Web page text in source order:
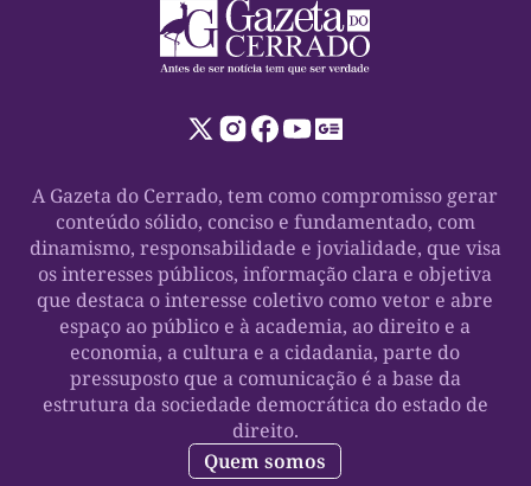
A Gazeta do Cerrado, tem como compromisso gerar
conteúdo sólido, conciso e fundamentado, com
dinamismo, responsabilidade e jovialidade, que visa
os interesses públicos, informação clara e objetiva
que destaca o interesse coletivo como vetor e abre
espaço ao público e à academia, ao direito e a
economia, a cultura e a cidadania, parte do
pressuposto que a comunicação é a base da
estrutura da sociedade democrática do estado de
direito.
Quem somos